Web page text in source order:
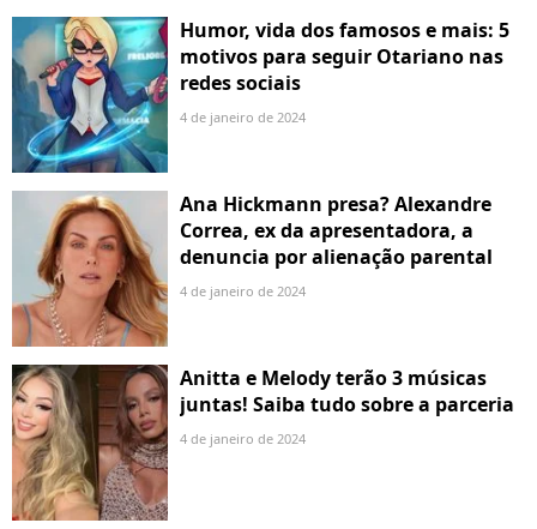
Humor, vida dos famosos e mais: 5
motivos para seguir Otariano nas
redes sociais
4 de janeiro de 2024
Ana Hickmann presa? Alexandre
Correa, ex da apresentadora, a
denuncia por alienação parental
4 de janeiro de 2024
Anitta e Melody terão 3 músicas
juntas! Saiba tudo sobre a parceria
4 de janeiro de 2024